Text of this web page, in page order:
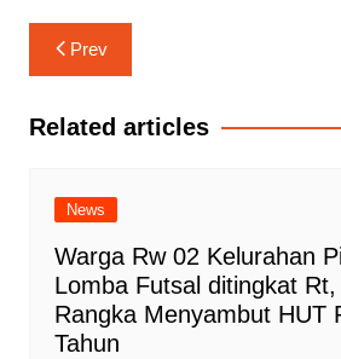
Navigasi
pos
Prev
Related articles
News
Warga Rw 02 Kelurahan
Lomba Futsal ditingkat Rt,
Rangka Menyambut HUT
Tahun